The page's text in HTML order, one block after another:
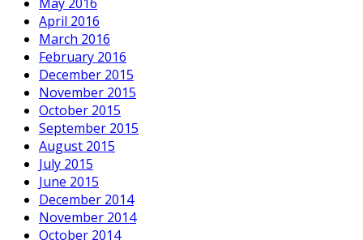
April 2016
March 2016
February 2016
December 2015
November 2015
October 2015
September 2015
August 2015
July 2015
June 2015
December 2014
November 2014
October 2014